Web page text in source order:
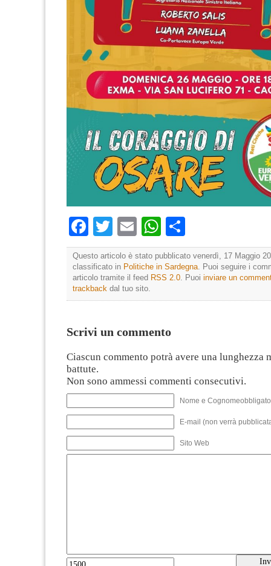
Facebook
TwitterEmailWhatsApp
Questo articolo è stato pubblicato venerdì, 17 Maggio
classificato in Politiche in Sardegna . Puoi seguire i
articolo tramite il feed RSS 2.0 . Puoi inviare un
trackback dal tuo sito.
Scrivi un commento
Ciascun commento potrà avere una lunghezza
battute.
Non sono ammessi commenti consecutivi.
Nome e
E-mail (non verrà
Sito Web